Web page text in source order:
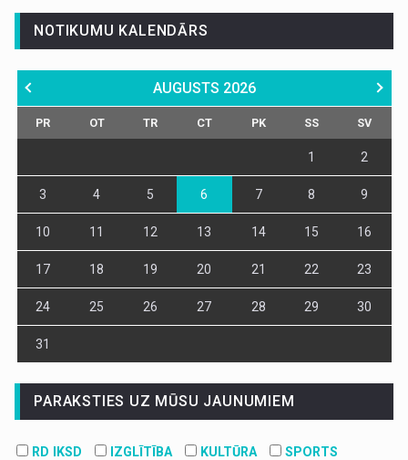
NOTIKUMU KALENDĀRS
AUGUSTS 2026
PR OT TR CT PK SS SV
1 2
3 4 5 6 7 8 9
10 11 12 13 14 15 16
17 18 19 20 21 22 23
24 25 26 27 28 29 30
31
PARAKSTIES UZ MŪSU JAUNUMIEM
RD IKSD IZGLĪTĪBA KULTŪRA
SPORTS